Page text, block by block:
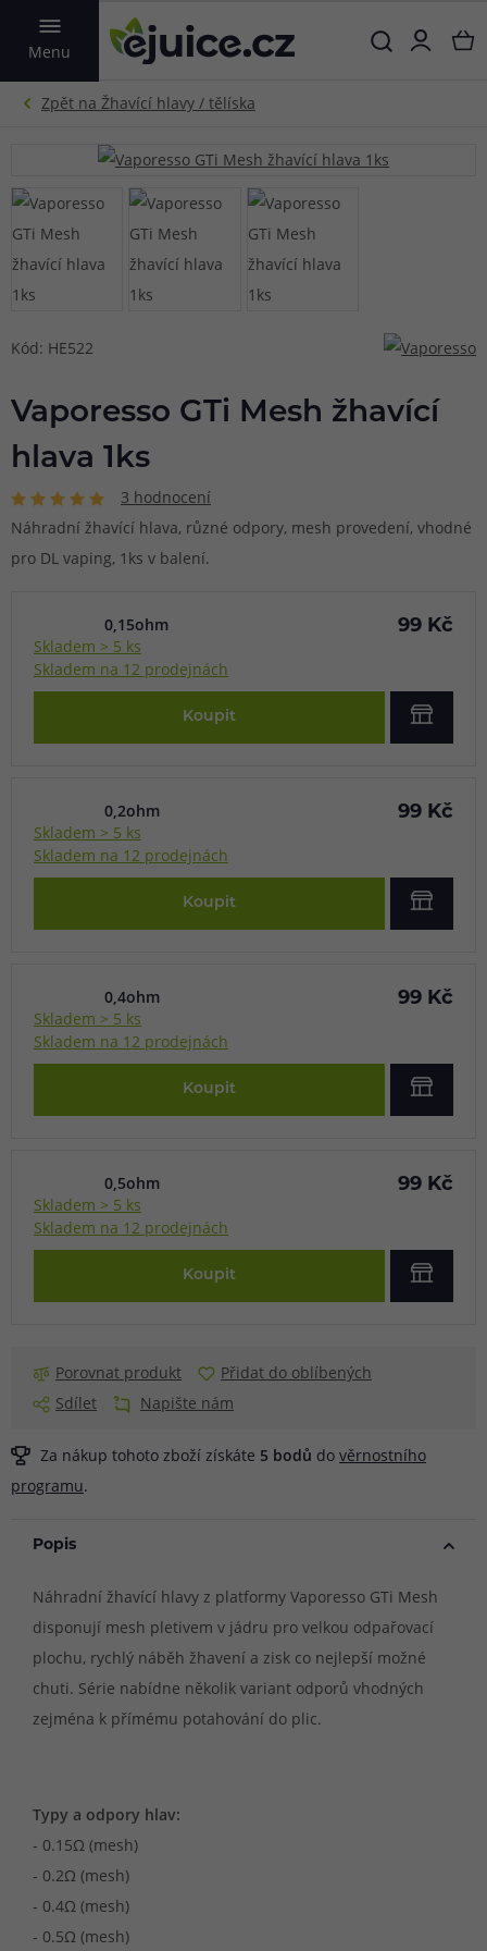
Menu
VYHLEDAT
Kód: HE522
Vaporesso GTi Mesh žhavící
hlava 1ks
3 hodnocení
Náhradní žhavící hlava, různé odpory, mesh provedení, vhodné
pro DL vaping, 1ks v balení.
0,15ohm
Skladem > 5 ks
Skladem na 12 prodejnách
99 Kč
Koupit
0,2ohm
Skladem > 5 ks
Skladem na 12 prodejnách
99 Kč
Koupit
0,4ohm
Skladem > 5 ks
Skladem na 12 prodejnách
99 Kč
Koupit
0,5ohm
Skladem > 5 ks
Skladem na 12 prodejnách
99 Kč
Koupit
Porovnat produkt
Přidat do oblíbených
Sdílet
Napište nám
Za nákup tohoto zboží získáte 5 bodů do věrnostního
programu.
Popis
Náhradní žhavící hlavy z platformy Vaporesso GTi Mesh
disponují mesh pletivem v jádru pro velkou odpařovací
plochu, rychlý náběh žhavení a zisk co nejlepší možné
chuti. Série nabídne několik variant odporů vhodných
zejména k přímému potahování do plic.
Typy a odpory hlav:
- 0.15Ω (mesh)
- 0.2Ω (mesh)
- 0.4Ω (mesh)
- 0.5Ω (mesh)